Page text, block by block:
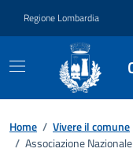
Regione Lombardia
Home / Vivere il comune
/ Associazione